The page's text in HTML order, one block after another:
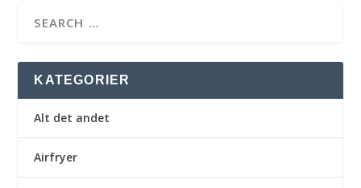
KATEGORIER
Alt det andet
Airfryer